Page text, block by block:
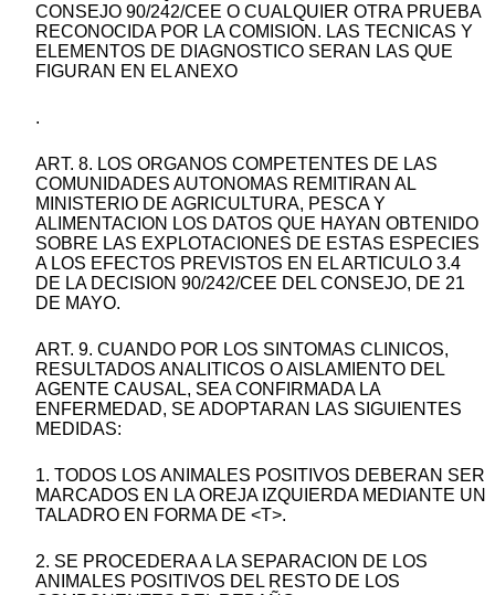
CONSEJO 90/242/CEE O CUALQUIER OTRA PRUEBA
RECONOCIDA POR LA COMISION. LAS TECNICAS Y
ELEMENTOS DE DIAGNOSTICO SERAN LAS QUE
FIGURAN EN EL ANEXO
.
ART. 8. LOS ORGANOS COMPETENTES DE LAS
COMUNIDADES AUTONOMAS REMITIRAN AL
MINISTERIO DE AGRICULTURA, PESCA Y
ALIMENTACION LOS DATOS QUE HAYAN OBTENIDO
SOBRE LAS EXPLOTACIONES DE ESTAS ESPECIES
A LOS EFECTOS PREVISTOS EN EL ARTICULO 3.4
DE LA DECISION 90/242/CEE DEL CONSEJO, DE 21
DE MAYO.
ART. 9. CUANDO POR LOS SINTOMAS CLINICOS,
RESULTADOS ANALITICOS O AISLAMIENTO DEL
AGENTE CAUSAL, SEA CONFIRMADA LA
ENFERMEDAD, SE ADOPTARAN LAS SIGUIENTES
MEDIDAS:
1. TODOS LOS ANIMALES POSITIVOS DEBERAN SER
MARCADOS EN LA OREJA IZQUIERDA MEDIANTE UN
TALADRO EN FORMA DE <T>.
2. SE PROCEDERA A LA SEPARACION DE LOS
ANIMALES POSITIVOS DEL RESTO DE LOS